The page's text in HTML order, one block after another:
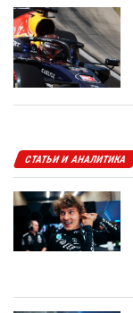
СТАТЬИ И АНАЛИТИКА